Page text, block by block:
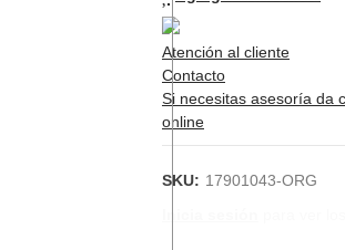
Atención al cliente
Contacto
Si necesitas asesoría da
online
SKU: 17901043-ORG